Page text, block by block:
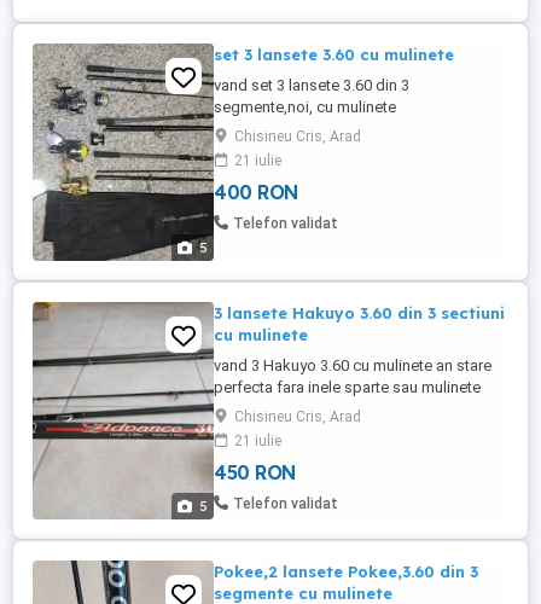
5
set 3 lansete 3.60 cu mulinete
vand set 3 lansete 3.60 din 3
segmente,noi, cu mulinete
Baracuda,CoolAngel si jr7
Chisineu Cris, Arad
21 iulie
400 RON
Telefon validat
5
3 lansete Hakuyo 3.60 din 3 sectiuni
cu mulinete
vand 3 Hakuyo 3.60 cu mulinete an stare
perfecta fara inele sparte sau mulinete
defecte 150 lei bucata
Chisineu Cris, Arad
21 iulie
450 RON
Telefon validat
Pokee,2 lansete Pokee,3.60 din 3
segmente cu mulinete